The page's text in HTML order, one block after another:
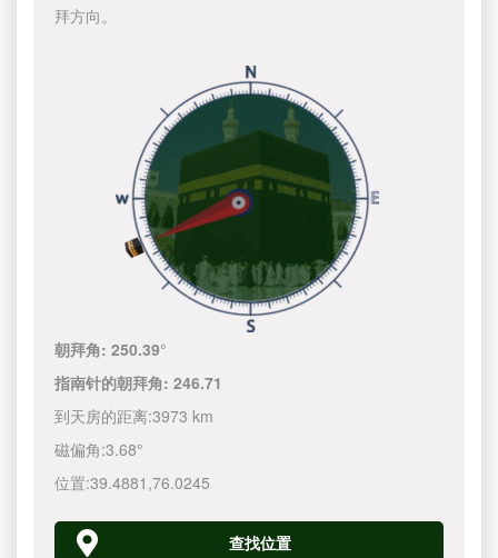
拜方向。
朝拜角:250.39°
指南针的朝拜角:246.71
到天房的距离:3973 km
磁偏角:3.68°
位置:39.4881 ,76.0245
查找位置